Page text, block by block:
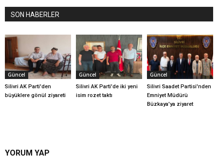
SON HABERLER
Güncel
Silivri AK Parti'den
büyüklere gönül ziyareti
Güncel
Silivri AK Parti'de iki yeni
isim rozet taktı
Güncel
Silivri Saadet Partisi'nden
Emniyet Müdürü
Büzkaya'ya ziyaret
YORUM YAP